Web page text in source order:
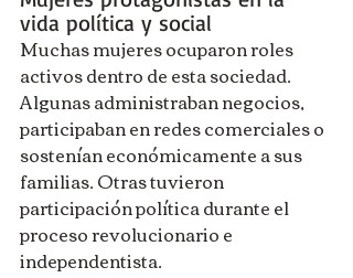
vida política y social
Muchas mujeres ocuparon roles
activos dentro de esta sociedad.
Algunas administraban negocios,
participaban en redes comerciales o
sostenían económicamente a sus
familias. Otras tuvieron
participación política durante el
proceso revolucionario e
independentista.